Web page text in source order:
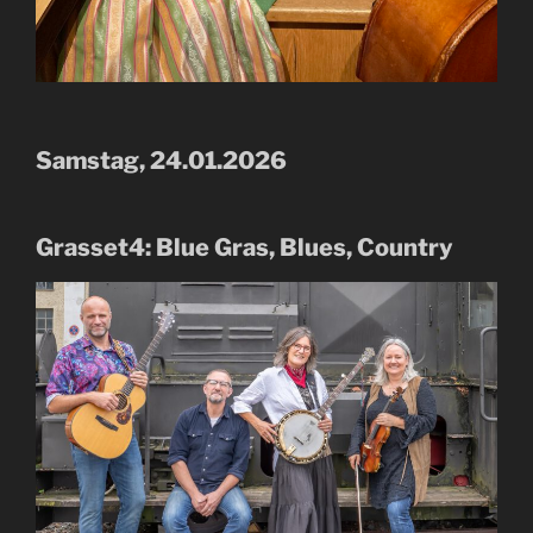
Samstag, 24.01.2026
Grasset4: Blue Gras, Blues, Country